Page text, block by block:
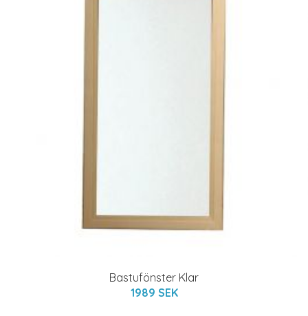
Bastufönster Klar
1989 SEK